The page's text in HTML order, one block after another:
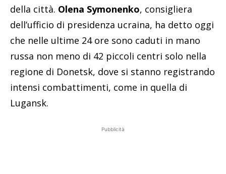
della città. Olena Symonenko, consigliera
dell’ufficio di presidenza ucraina, ha detto oggi
che nelle ultime 24 ore sono caduti in mano
russa non meno di 42 piccoli centri solo nella
regione di Donetsk, dove si stanno registrando
intensi combattimenti, come in quella di
Lugansk.
Pubblicità